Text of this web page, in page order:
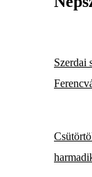
Szerdai